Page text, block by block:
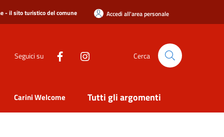
- il sito turistico del comune Accedi all'area personale
Seguici su Cerca
Carini Welcome Tutti gli argomenti